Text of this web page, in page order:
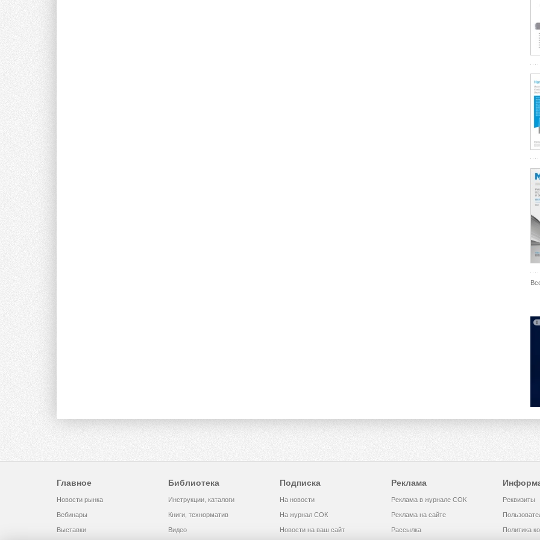
Главное
Новости рынка
Вебинары
Выставки
Библиотека
Инструкции, каталоги
Книги, технорматив
Видео
Подписка
На новости
На журнал СОК
Новости на ваш сайт
Реклама
Реклама в журнале СОК
Реклама на сайте
Рассылка
Реквизиты
Политика